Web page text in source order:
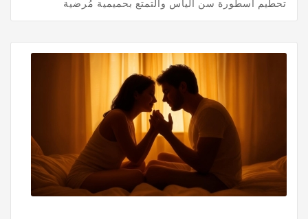
تحطيم أسطورة سن اليأس والتمتع بحميمية مُرضية